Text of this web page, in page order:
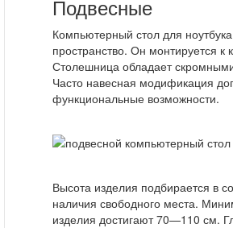
Подвесные
Компьютерный стол для
пространство. Он монтируется к
Столешница обладает
Часто навесная модификация
функциональные возможности.
Высота изделия подбирается в
наличия свободного места.
изделия достигают 70—110 см.